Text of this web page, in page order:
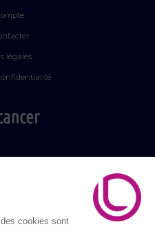
légales
cookies sont